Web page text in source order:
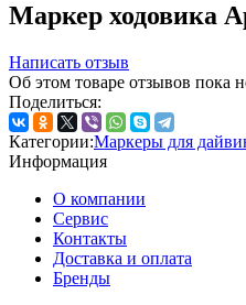
Маркер ходовика
Написать отзыв
Об этом товаре отзывов пока
Поделиться:
Категории:Маркеры для
Информация
О компании
Сервис
Контакты
Доставка и оплата
Бренды